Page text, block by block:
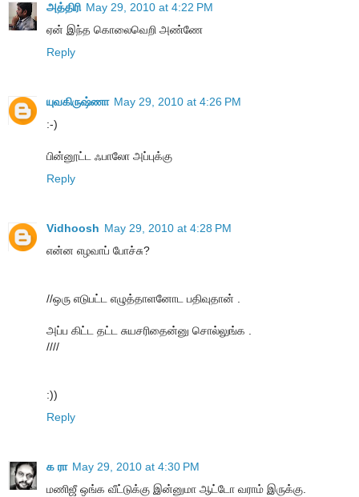
அத்திரி May 29, 2010 at 4:22 PM
ஏன் இந்த கொலைவெறி அண்ணே
Reply
யுவகிருஷ்ணா May 29, 2010 at 4:26 PM
:-)
பின்னூட்ட ஃபாலோ அப்புக்கு
Reply
Vidhoosh May 29, 2010 at 4:28 PM
என்ன எழவாப் போச்சு?
//ஒரு எடுபட்ட எழுத்தாளனோட பதிவுதான் .
அப்ப கிட்ட தட்ட சுயசரிதைன்னு சொல்லுங்க .
////
:))
Reply
க ரா May 29, 2010 at 4:30 PM
மணிஜீ ஒங்க வீட்டுக்கு இன்னுமா ஆட்டோ வராம் இருக்கு.